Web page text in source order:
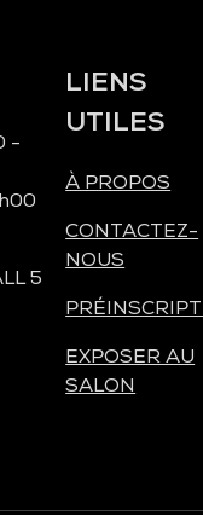
-
5
LIENS
UTILES
À PROPOS
CONTACTEZ-
NOUS
EXPOSER AU
SALON